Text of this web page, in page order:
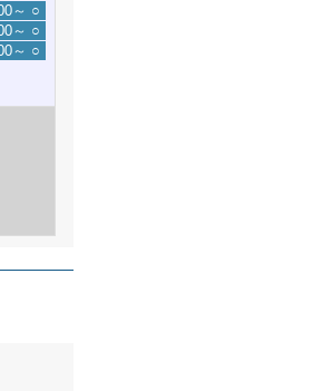
～ ○
～ ○
～ ○